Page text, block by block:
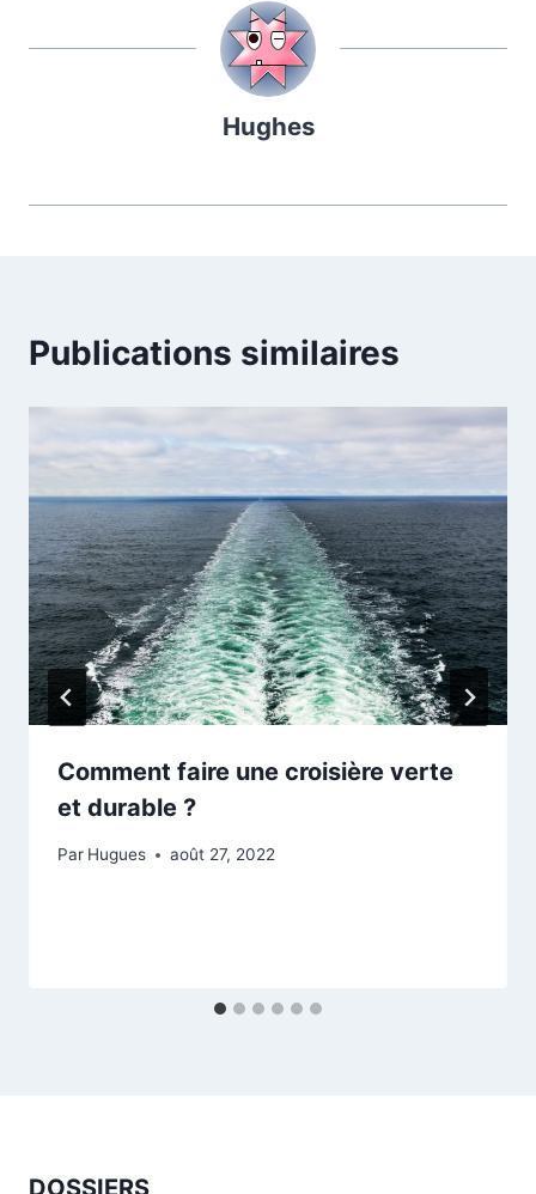
Hughes
Publications similaires
Comment faire une croisière verte
et durable ?
Par Hugues août 27, 2022
DOSSIERS